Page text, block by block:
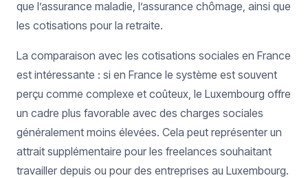
que l’assurance maladie, l’assurance chômage, ainsi que
les cotisations pour la retraite.
La comparaison avec les cotisations sociales en France
est intéressante : si en France le système est souvent
perçu comme complexe et coûteux, le Luxembourg offre
un cadre plus favorable avec des charges sociales
généralement moins élevées. Cela peut représenter un
attrait supplémentaire pour les freelances souhaitant
travailler depuis ou pour des entreprises au Luxembourg.